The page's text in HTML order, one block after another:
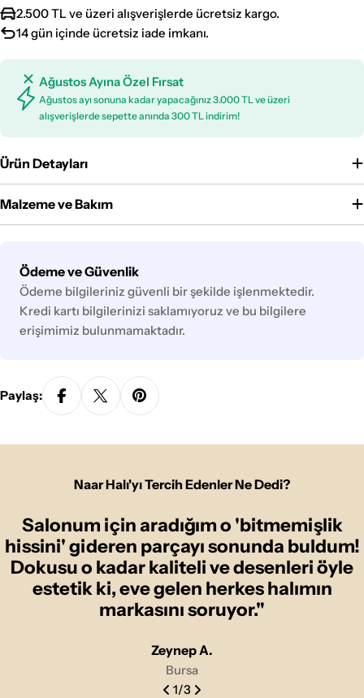
2.500 TL ve üzeri alışverişlerde ücretsiz kargo.
14 gün içinde ücretsiz iade imkanı.
Ağustos Ayına Özel Fırsat
Ağustos ayı sonuna kadar yapacağınız 3.000 TL ve üzeri
alışverişlerde sepette anında 300 TL indirim!
Ürün Detayları
Malzeme ve Bakım
Ödeme ve Güvenlik
Ödeme
yöntemleri
Ödeme bilgileriniz güvenli bir şekilde işlenmektedir.
Kredi kartı bilgilerinizi saklamıyoruz ve bu bilgilere
erişimimiz bulunmamaktadır.
Paylaş:
Naar Halı'yı Tercih Edenler Ne Dedi?
Salonum için aradığım o 'bitmemişlik
hissini' gideren parçayı sonunda buldum!
Dokusu o kadar kaliteli ve desenleri öyle
estetik ki, eve gelen herkes halımın
markasını soruyor."
Zeynep A.
Bursa
1/3